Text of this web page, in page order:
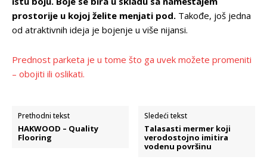
prostorije u kojoj želite menjati pod. Takođe, još jedna
od atraktivnih ideja je bojenje u više nijansi.
Prednost parketa je u tome što ga uvek možete promeniti
– obojiti ili oslikati.
Prethodni tekst
HAKWOOD – Quality
Flooring
Sledeći tekst
Talasasti mermer koji
verodostojno imitira
vodenu površinu